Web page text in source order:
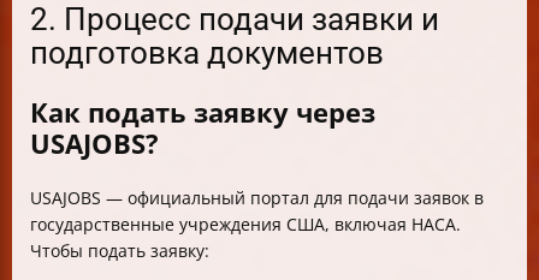
2. Процесс подачи заявки и
подготовка документов
Как подать заявку через
USAJOBS?
USAJOBS — официальный портал для подачи заявок в
государственные учреждения США, включая НАСА.
Чтобы подать заявку: